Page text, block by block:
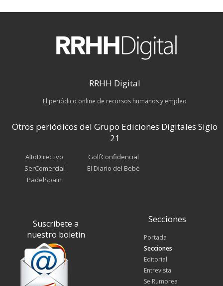
RRHH Digital
El periódico online de recursos humanos y empleo
Otros periódicos del Grupo Ediciones Digitales Siglo
21
AltoDirectivo
SerComercial
PadelSpain
GolfConfidencial
El Diario del Bebé
Suscríbete a
nuestro boletín
Secciones
Portada
Secciones
Editorial
Entrevista
Se Rumorea